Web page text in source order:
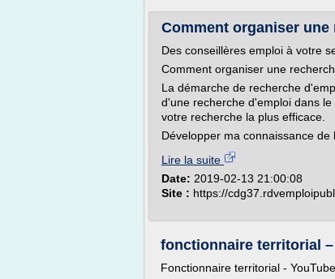
Comment organiser
Des conseillères emploi à votre
Comment organiser une
La démarche de recherche
d'une recherche d'emploi dans
votre recherche la plus efficace.
Développer ma connaissance de
Lire la suite
Date: 2019-02-13 21:00:08
Site : https://
fonctionnaire territorial
Fonctionnaire territorial - YouTube